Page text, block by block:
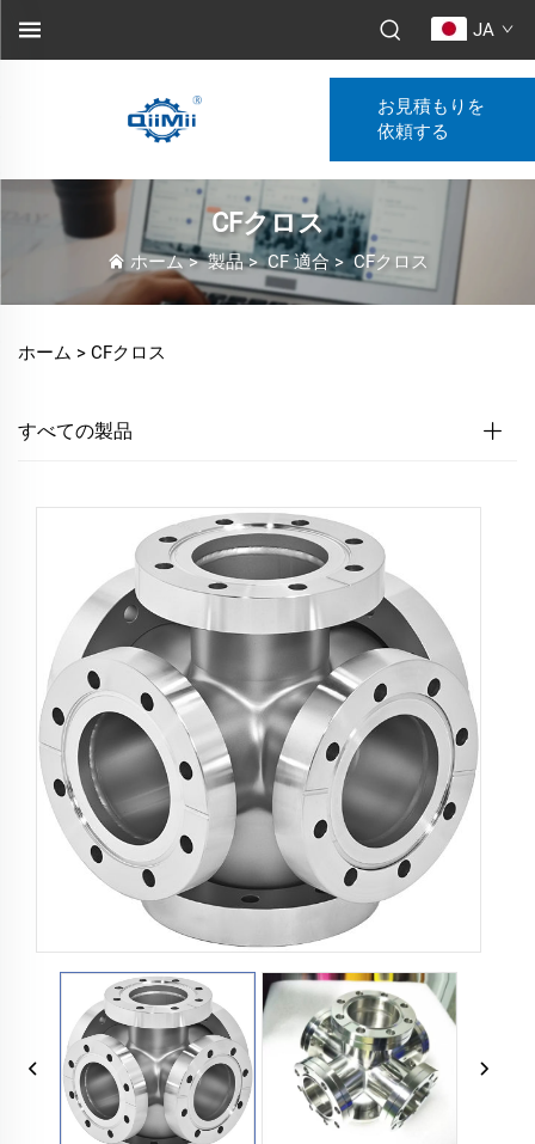
JA
お見積もりを
依頼する
CFクロス
ホーム>製品>CF 適合 >CFクロス
ホーム > CFクロス
すべての製品